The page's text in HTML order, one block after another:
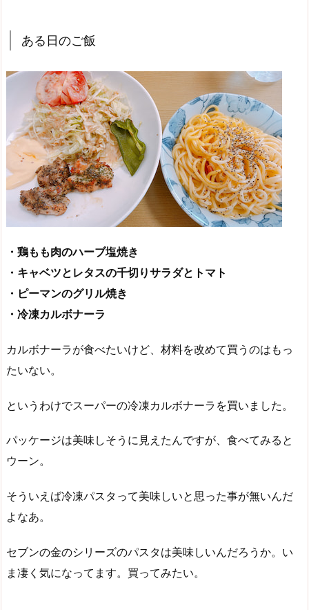
ある日のご飯
・鶏もも肉のハーブ塩焼き
・キャベツとレタスの千切りサラダとトマト
・ピーマンのグリル焼き
・冷凍カルボナーラ
カルボナーラが食べたいけど、材料を改めて買うのはもっ
たいない。
というわけでスーパーの冷凍カルボナーラを買いました。
パッケージは美味しそうに見えたんですが、食べてみると
ウーン。
そういえば冷凍パスタって美味しいと思った事が無いんだ
よなあ。
セブンの金のシリーズのパスタは美味しいんだろうか。い
ま凄く気になってます。買ってみたい。